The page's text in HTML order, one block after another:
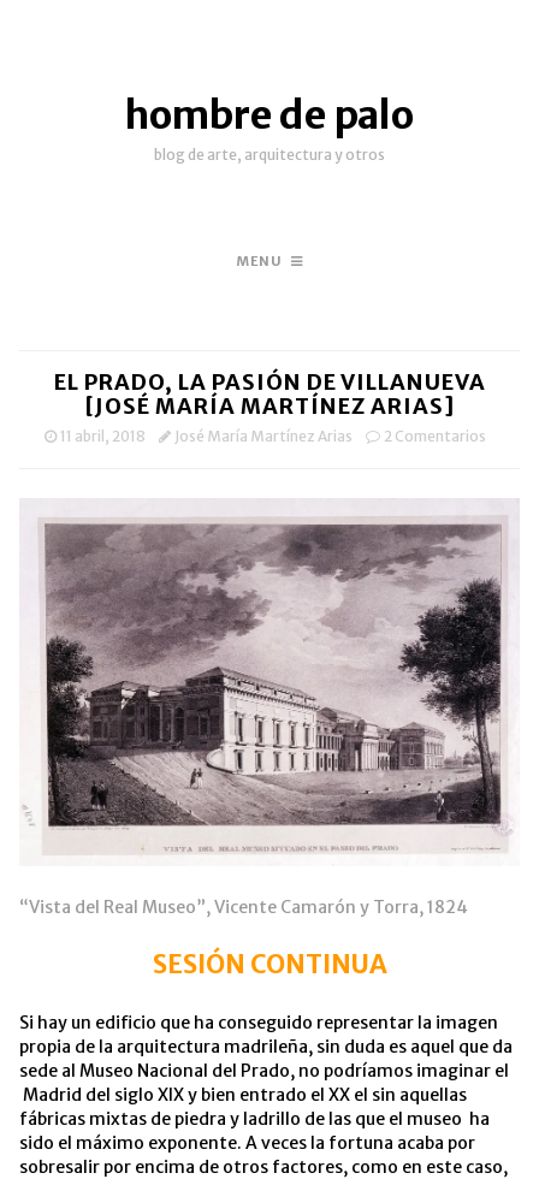
hombre de palo
blog de arte, arquitectura y otros
MENU
EL PRADO, LA PASIÓN DE VILLANUEVA
[JOSÉ MARÍA MARTÍNEZ ARIAS]
11 abril, 2018 José María Martínez Arias 2 Comentarios
“Vista del Real Museo”, Vicente Camarón y Torra, 1824
SESIÓN CONTINUA
Si hay un edificio que ha conseguido representar la imagen
propia de la arquitectura madrileña, sin duda es aquel que da
sede al Museo Nacional del Prado, no podríamos imaginar el
Madrid del siglo XIX y bien entrado el XX el sin aquellas
fábricas mixtas de piedra y ladrillo de las que el museo ha
sido el máximo exponente. A veces la fortuna acaba por
sobresalir por encima de otros factores, como en este caso,